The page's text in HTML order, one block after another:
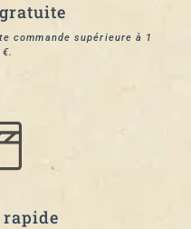
commande supérieure à 1